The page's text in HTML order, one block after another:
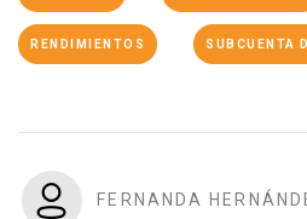
RENDIMIENTOS SUBCUENTA
FERNANDA